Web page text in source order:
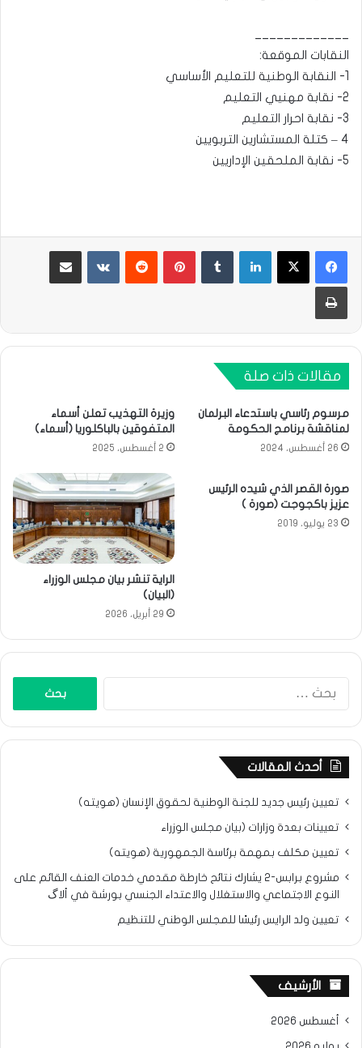
النقابات الموقعة:
1- النقابة الوطنية للتعليم الأساسي
2- نقابة مهنيي التعليم
3- نقابة احرار التعليم
4 – كتلة المستشارين التربويين
5- نقابة الملحقين الإداريين
لينكدإن بينتيريست مشاركة عبر البريد
طباعة
مقالات ذات صلة
مرسوم رئاسي باستدعاء البرلمان
لمناقشة برنامج الحكومة
26 أغسطس، 2024
وزيرة التهذيب تعلن أسماء
المتفوقين بالباكلوريا (أسماء)
2 أغسطس، 2025
صورة القصر الذي شيده الرئيس
عزيز باكجوجت (صورة )
23 يوليو، 2019
الراية تنشر بيان مجلس الوزراء
(البيان)
29 أبريل، 2026
أحدث المقالات
تعيين رئيس جديد للجنة الوطنية لحقوق الإنسان (هويته)
تعيينات بعدة وزارات (بيان مجلس الوزراء
تعيين مكلف بمهمة برئاسة الجمهورية (هويته)
مشروع برابس-2 يشارك نتائح خارطة مقدمي خدمات العنف القائم على
النوع الاجتماعي والاستغلال والاعتداء الجنسي بورشة في ألاگ
تعيين ولد الرايس رئيسًا للمجلس الوطني للتنظيم
الأرشيف
أغسطس 2026